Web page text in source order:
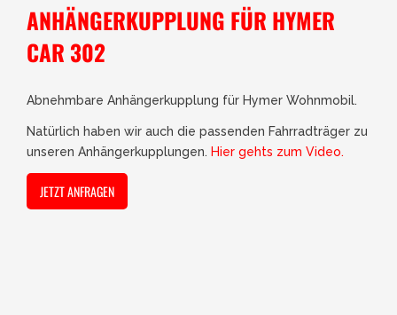
ANHÄNGERKUPPLUNG FÜR HYMER
CAR 302
Abnehmbare Anhängerkupplung für Hymer Wohnmobil.
Natürlich haben wir auch die passenden Fahrradträger zu
unseren Anhängerkupplungen. Hier gehts zum Video.
JETZT ANFRAGEN